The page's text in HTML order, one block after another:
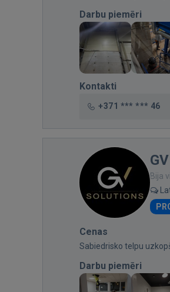
Darbu piemēri
Kontakti
+371 *** *** 46
Bija
Cenas
Sabiedrisko telpu
Darbu piemēri